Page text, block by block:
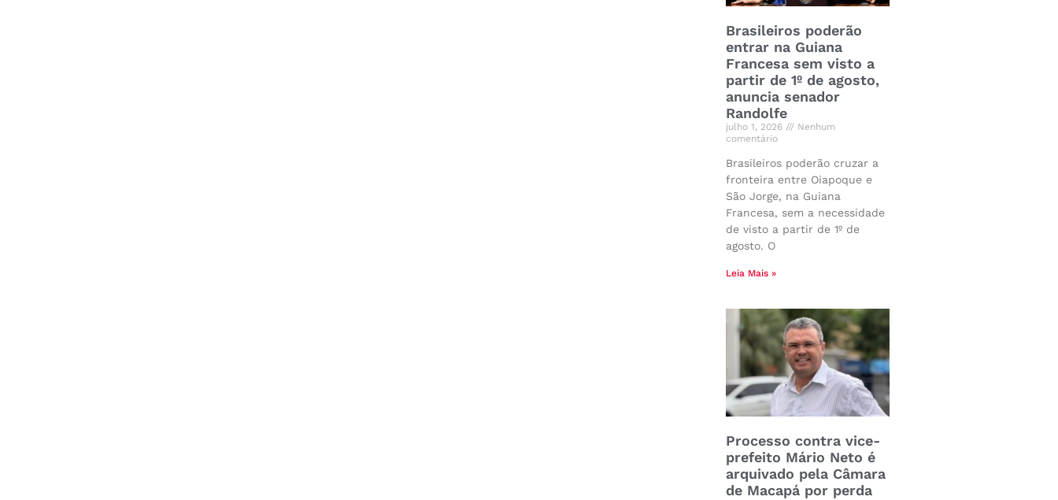
Brasileiros poderão
entrar na Guiana
Francesa sem visto a
partir de 1º de agosto,
anuncia senador
Randolfe
julho 1, 2026
Nenhum
comentário
Brasileiros poderão cruzar a
fronteira entre Oiapoque e
São Jorge, na Guiana
Francesa, sem a necessidade
de visto a partir de 1º de
agosto. O
Leia Mais »
Processo contra vice-
prefeito Mário Neto é
arquivado pela Câmara
de Macapá por perda